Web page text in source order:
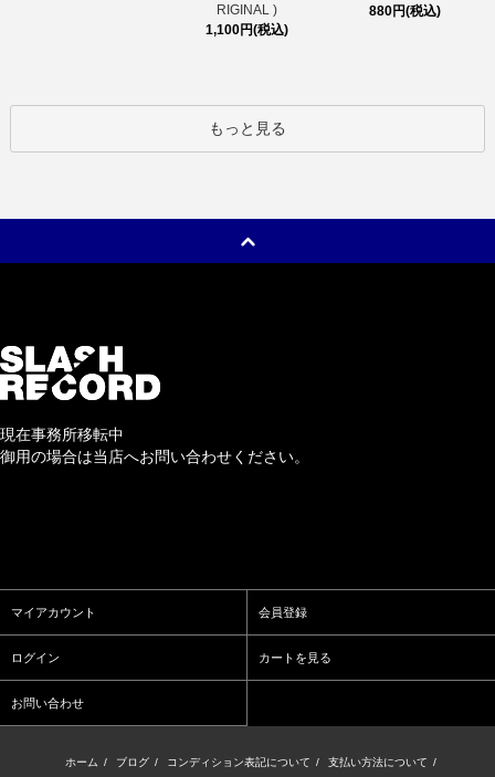
RIGINAL )
1,100円(税込)
880円(税込)
もっと見る
現在事務所移転中
御用の場合は当店へお問い合わせください。
マイアカウント 会員登録
ログイン カートを見る
お問い合わせ
ホーム / ブログ / コンディション表記について / 支払い方法について /